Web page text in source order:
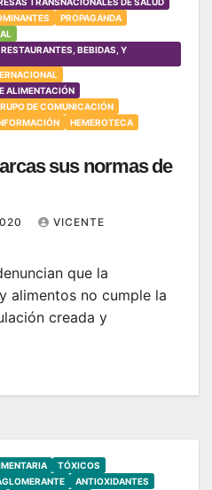
PROPAGANDA
BEBIDAS, Y
ALIMENTACIÓN
DE COMUNICACIÓN
HEMEROTECA
sus normas de
VICENTE
que la
alimentos no cumple la
creada y
TÓXICOS
ANTIOXIDANTES